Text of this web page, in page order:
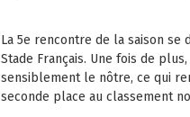
La 5e rencontre de la saison
Stade Français. Une fois de
sensiblement le nôtre, ce qui
seconde place au classement